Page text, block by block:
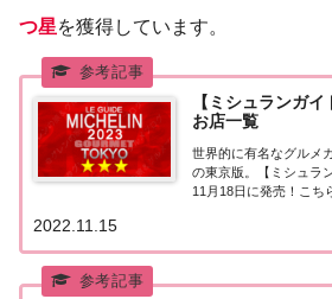
つ星を獲得しています。
【ミシュランガ
お店一覧
世界的に有名なグルメ
の東京版。【ミシュラ
11月18日に発売！こち
を一覧にまとめました
2023『3つ星』ミシュ
2022.11.15